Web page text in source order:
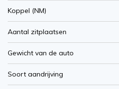
Koppel (NM)
Aantal zitplaatsen
Gewicht van de auto
Soort aandrijving